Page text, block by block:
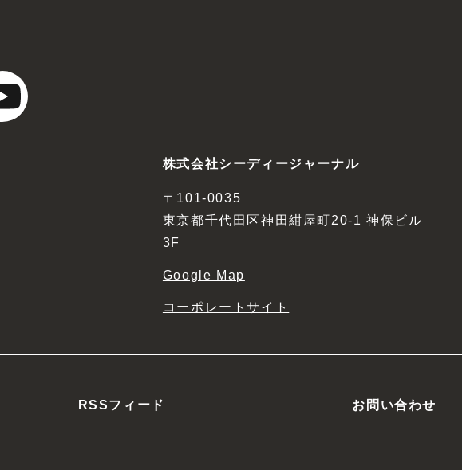
株式会社シーディージャーナル
〒101-0035
東京都千代田区神田紺屋町20-1 神保ビル
3F
Google Map
コーポレートサイト
RSSフィード お問い合わせ